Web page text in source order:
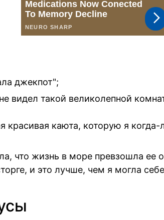
джекпот";
видел такой великолепной
красивая каюта, которую я когда-
что жизнь в море превзошла ее
и это лучше, чем я могла